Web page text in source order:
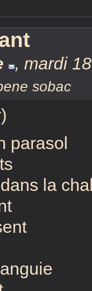
, mardi
sobac
parasol
la